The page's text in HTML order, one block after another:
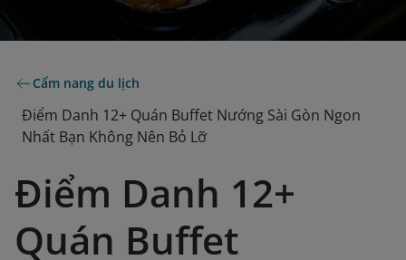
Cẩm nang du lịch
Điểm Danh 12+ Quán Buffet Nướng Sài Gòn Ngon
Nhất Bạn Không Nên Bỏ Lỡ
Điểm Danh 12+
Quán Buffet